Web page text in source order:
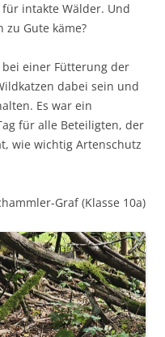
intakte Wälder. Und
zu Gute käme?
einer Fütterung der
dabei sein und
Es war ein
für alle Beteiligten, der
wie wichtig Artenschutz
Graf (Klasse 10a)